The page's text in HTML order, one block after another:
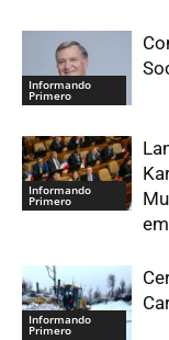
Informando
Primero
Informando
Primero
Informando
Primero